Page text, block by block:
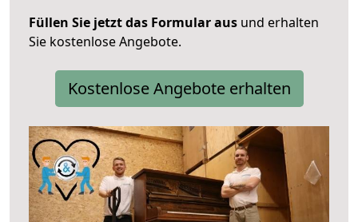
Füllen Sie jetzt das Formular aus und erhalten
Sie kostenlose Angebote.
Kostenlose Angebote erhalten